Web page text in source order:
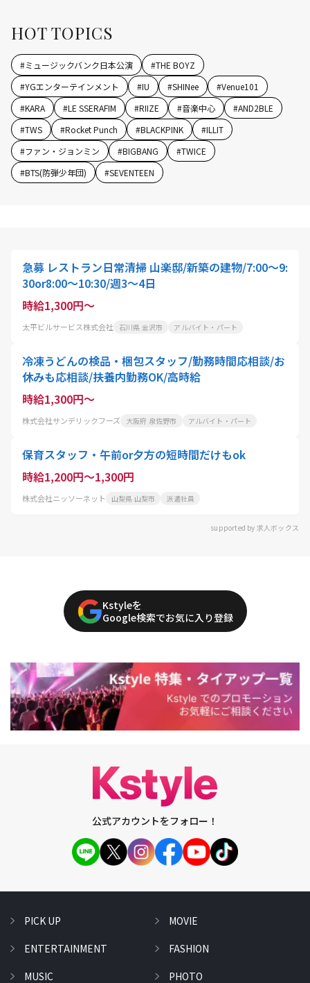
HOT TOPICS
#ミュージックバンク日本公演 #THE BOYZ
#YGエンターテインメント #IU #SHINee #Venue101
#KARA #LE SSERAFIM #RIIZE #音楽中心 #AND2BLE
#TWS #Rocket Punch #BLACKPINK #ILLIT
#ファン・ジョンミン #BIGBANG #TWICE
#BTS(防弾少年団) #SEVENTEEN
急募 レストラン日常清掃 山楽邸/新築の建物/7:00～9:
30or8:00～10:30/週3～4日
時給1,300円～
太平ビルサービス株式会社 石川県 金沢市 アルバイト・パート
冷凍うどんの検品・梱包スタッフ/勤務時間応相談/お
休みも応相談/扶養内勤務OK/高時給
時給1,300円～
株式会社サンデリックフーズ 大阪府 泉佐野市 アルバイト・パート
保育スタッフ・午前or夕方の短時間だけもok
時給1,200円～1,300円
株式会社ニッソーネット 山梨県 山梨市 派遣社員
supported by 求人ボックス
Kstyleを
Google検索でお気に入り登録
公式アカウントをフォロー！
PICK UP
ENTERTAINMENT
MUSIC
MOVIE
FASHION
PHOTO